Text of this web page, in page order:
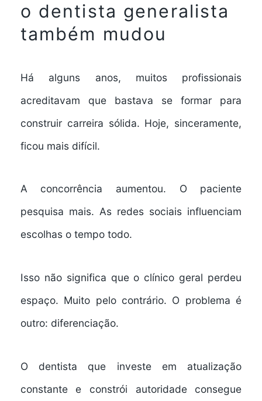
o dentista generalista
também mudou
Há alguns anos, muitos profissionais
acreditavam que bastava se formar para
construir carreira sólida. Hoje, sinceramente,
ficou mais difícil.
A concorrência aumentou. O paciente
pesquisa mais. As redes sociais influenciam
escolhas o tempo todo.
Isso não significa que o clínico geral perdeu
espaço. Muito pelo contrário. O problema é
outro: diferenciação.
O dentista que investe em atualização
constante e constrói autoridade consegue